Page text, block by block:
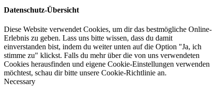
Datenschutz-Übersicht
Diese Website verwendet Cookies, um dir das bestmögliche Online-
Erlebnis zu geben. Lass uns bitte wissen, dass du damit
einverstanden bist, indem du weiter unten auf die Option "Ja, ich
stimme zu" klickst. Falls du mehr über die von uns verwendeten
Cookies herausfinden und eigene Cookie-Einstellungen verwenden
möchtest, schau dir bitte unsere Cookie-Richtlinie an.
Necessary